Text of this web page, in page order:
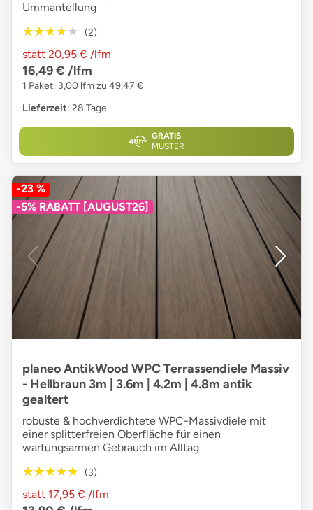
Ummantellung
★★★★★
★★★★★ (2)
statt 20,95 € /lfm
16,49 € /lfm
1 Paket: 3,00 lfm zu 49,47 €
Lieferzeit: 28 Tage
GRATIS
MUSTER
-23 %
-5% RABATT [AUGUST26]
planeo AntikWood WPC Terrassendiele Massiv
- Hellbraun 3m | 3.6m | 4.2m | 4.8m antik
gealtert
robuste & hochverdichtete WPC-Massivdiele mit
einer splitterfreien Oberfläche für einen
wartungsarmen Gebrauch im Alltag
★★★★★
★★★★★ (3)
statt 17,95 € /lfm